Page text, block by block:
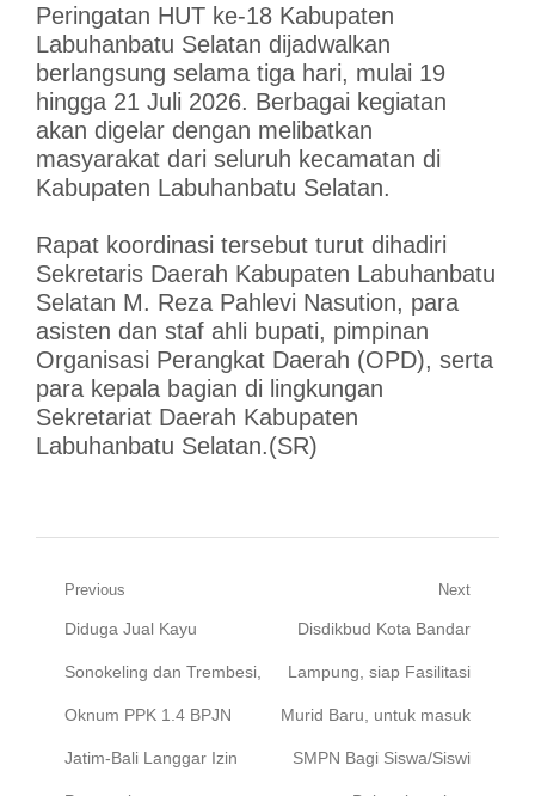
Peringatan HUT ke-18 Kabupaten
Labuhanbatu Selatan dijadwalkan
berlangsung selama tiga hari, mulai 19
hingga 21 Juli 2026. Berbagai kegiatan
akan digelar dengan melibatkan
masyarakat dari seluruh kecamatan di
Kabupaten Labuhanbatu Selatan.
Rapat koordinasi tersebut turut dihadiri
Sekretaris Daerah Kabupaten Labuhanbatu
Selatan M. Reza Pahlevi Nasution, para
asisten dan staf ahli bupati, pimpinan
Organisasi Perangkat Daerah (OPD), serta
para kepala bagian di lingkungan
Sekretariat Daerah Kabupaten
Labuhanbatu Selatan.(SR)
Navigasi
pos
Previous
Previous
post:
Diduga Jual Kayu
Sonokeling dan Trembesi,
Oknum PPK 1.4 BPJN
Jatim-Bali Langgar Izin
Next
Next
post:
Disdikbud Kota Bandar
Lampung, siap Fasilitasi
Murid Baru, untuk masuk
SMPN Bagi Siswa/Siswi